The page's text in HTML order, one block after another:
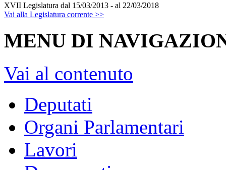
XVII Legislatura dal 15/03/2013 - al 22/03/2018
Vai alla Legislatura corrente >>
MENU DI
Vai al contenuto
Deputati
Organi Parlamentari
Lavori